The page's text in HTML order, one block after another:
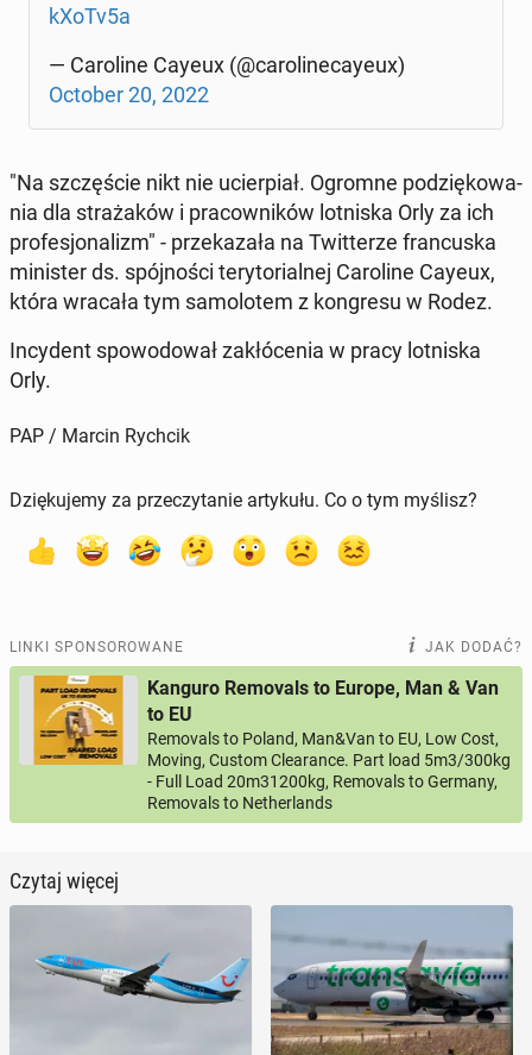
kXoTv5a
— Ca­ro­li­ne Cayeux (@ca­ro­li­ne­cay­eux)
October 20, 2022
"Na szczę­ście nikt nie ucier­piał. Ogromne po­dzię­ko­wa­
nia dla stra­ża­ków i pra­cow­ni­ków lot­ni­ska Orly za ich
pro­fe­sjo­na­lizm" - prze­ka­za­ła na Twit­te­rze fran­cu­ska
mi­ni­ster ds. spój­no­ści te­ry­to­rial­nej Ca­ro­li­ne Cayeux,
która wracała tym sa­mo­lo­tem z kon­gre­su w Rodez.
In­cy­dent spo­wo­do­wał za­kłó­ce­nia w pracy lot­ni­ska
Orly.
PAP / Marcin Rychcik
Dziękujemy za przeczytanie artykułu. Co o tym myślisz?
LINKI SPONSOROWANE JAK DODAĆ?
Kanguro Removals to Europe, Man & Van
to EU
Removals to Poland, Man&Van to EU, Low Cost,
Moving, Custom Clearance. Part load 5m3/300kg
- Full Load 20m31200kg, Removals to Germany,
Removals to Netherlands
Czytaj więcej